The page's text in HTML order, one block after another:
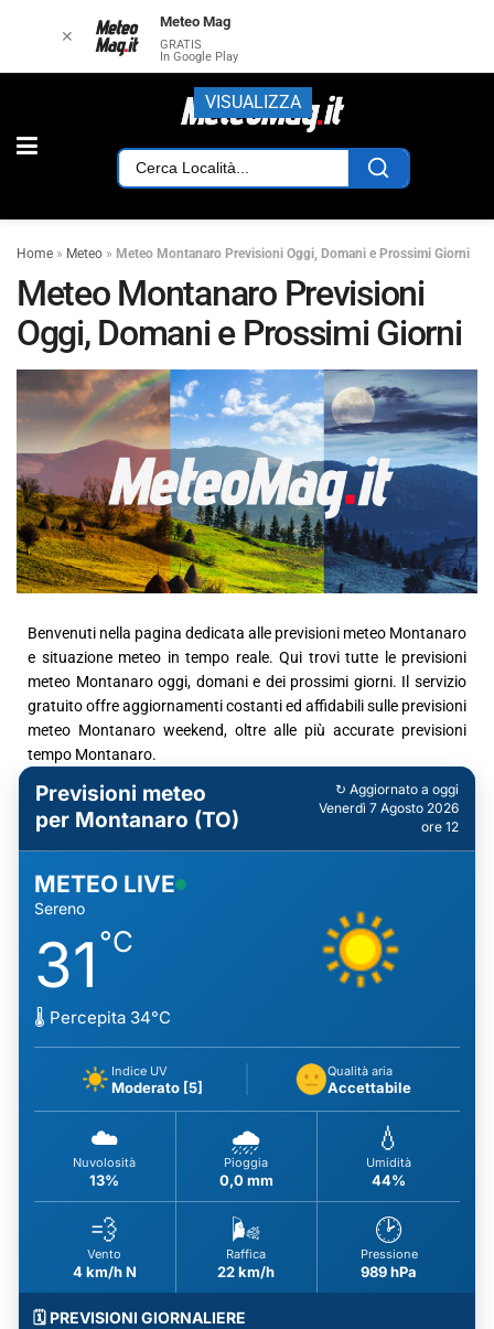
Home » Meteo » Meteo Montanaro Previsioni Oggi, Domani e Prossimi Giorni
Meteo Montanaro Previsioni
Oggi, Domani e Prossimi Giorni
Benvenuti nella pagina dedicata alle previsioni meteo Montanaro
e situazione meteo in tempo reale. Qui trovi tutte le previsioni
meteo Montanaro oggi, domani e dei prossimi giorni. Il servizio
gratuito offre aggiornamenti costanti ed affidabili sulle previsioni
meteo Montanaro weekend, oltre alle più accurate previsioni
tempo Montanaro.
Previsioni meteo
per Montanaro (TO)
↻ Aggiornato a oggi
Venerdì 7 Agosto 2026
ore 12
METEO LIVE
Sereno
31 °C
🌡️ Percepita 34°C
Indice UV
Moderato [5]
Qualità aria
Accettabile
☁️
Nuvolosità
13%
🌧️
Pioggia
0,0 mm
💧
Umidità
44%
💨
Vento
4 km/h N
🌬️
Raffica
22 km/h
🕑
Pressione
989 hPa
🗓️ PREVISIONI GIORNALIERE
✕
Meteo Mag
GRATIS
In Google Play
VISUALIZZA